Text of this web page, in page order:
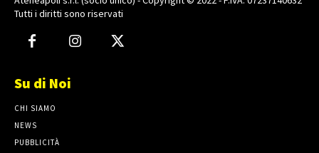
Tutti i diritti sono riservati
Su di Noi
CHI SIAMO
NEWS
PUBBLICITÀ